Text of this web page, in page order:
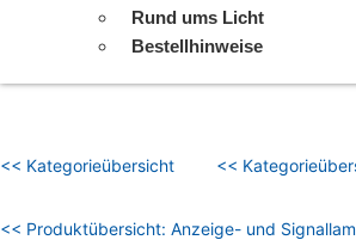
Rund ums Licht
Bestellhinweise
<< Kategorieübersicht <<
<< Produktübersicht: Anzeige- und